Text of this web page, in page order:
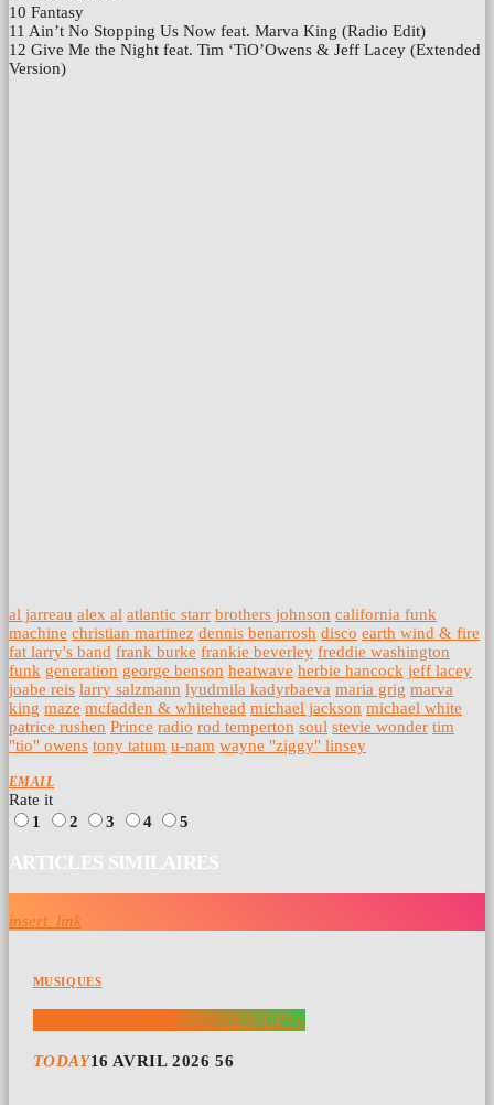
10 Fantasy
11 Ain’t No Stopping Us Now feat. Marva King (Radio Edit)
12 Give Me the Night feat. Tim ‘TiO’Owens & Jeff Lacey (Extended
Version)
al jarreau alex al atlantic starr brothers johnson california funk
machine christian martinez dennis benarrosh disco earth wind & fire
fat larry's band frank burke frankie beverley freddie washington
funk generation george benson heatwave herbie hancock jeff lacey
joabe reis larry salzmann lyudmila kadyrbaeva maria grig marva
king maze mcfadden & whitehead michael jackson michael white
patrice rushen Prince radio rod temperton soul stevie wonder tim
"tio" owens tony tatum u-nam wayne "ziggy" linsey
EMAIL
Rate it
1
2 3 4 5
ARTICLES SIMILAIRES
insert_link
MUSIQUES
KAMIL RUSTAM « LISTEN UP! »
TODAY16 AVRIL 2026 56